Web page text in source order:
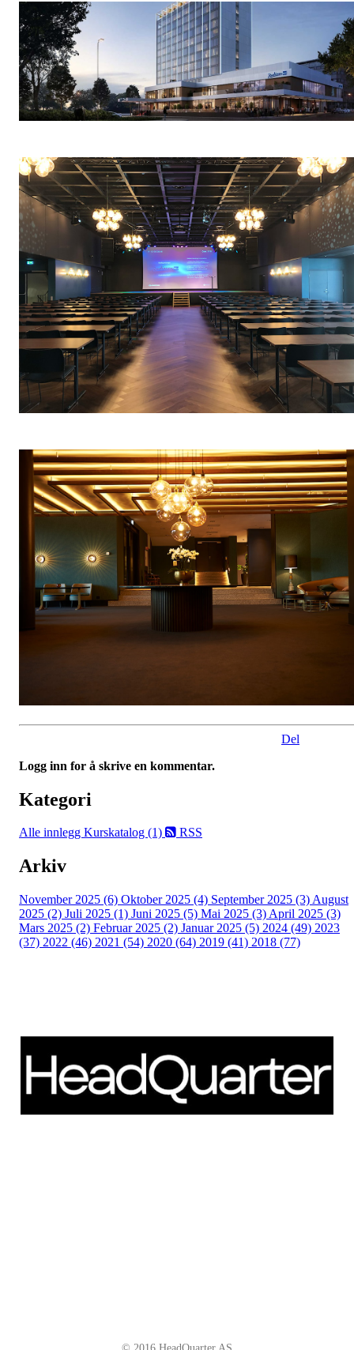
Del
Logg inn for å skrive en kommentar.
Kategori
Alle innlegg Kurskatalog (1) RSS
Arkiv
November 2025 (6) Oktober 2025 (4) September 2025 (3) August
2025 (2) Juli 2025 (1) Juni 2025 (5) Mai 2025 (3) April 2025 (3)
Mars 2025 (2) Februar 2025 (2) Januar 2025 (5) 2024 (49) 2023
(37) 2022 (46) 2021 (54) 2020 (64) 2019 (41) 2018 (77)